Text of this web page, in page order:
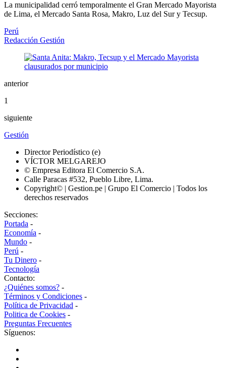
La municipalidad cerró temporalmente el Gran Mercado Mayorista
de Lima, el Mercado Santa Rosa, Makro, Luz del Sur y Tecsup.
Perú
Redacción Gestión
anterior
1
siguiente
Gestión
Director Periodístico (e)
VÍCTOR MELGAREJO
© Empresa Editora El Comercio S.A.
Calle Paracas #532, Pueblo Libre, Lima.
Copyright© | Gestion.pe | Grupo El Comercio | Todos los
derechos reservados
Secciones:
Portada -
Economía -
Mundo -
Perú -
Tu Dinero -
Tecnología
Contacto:
¿Quiénes somos? -
Términos y Condiciones -
Política de Privacidad -
Politica de Cookies -
Preguntas Frecuentes
Síguenos: